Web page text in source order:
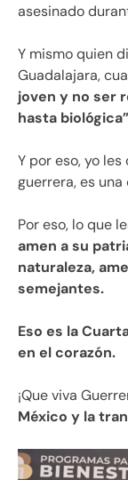
asesinado
Y mismo quien
Guadalajara,
joven y no ser
hasta
Y por eso, yo
guerrera, es una
Por eso, lo que
amen a su
naturaleza,
semejantes.
Eso es la
en el corazón.
¡Que viva
México y la